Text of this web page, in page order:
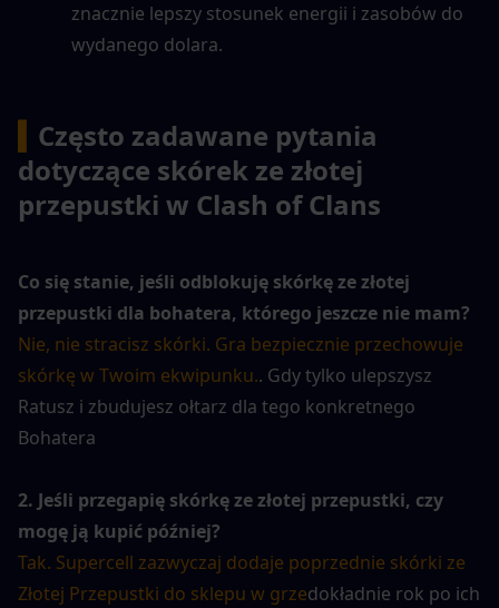
znacznie lepszy stosunek energii i zasobów do
wydanego dolara.
Często zadawane pytania
dotyczące skórek ze złotej
przepustki w Clash of Clans
Co się stanie, jeśli odblokuję skórkę ze złotej
przepustki dla bohatera, którego jeszcze nie mam?
Nie, nie stracisz skórki. Gra bezpiecznie przechowuje
skórkę w Twoim ekwipunku.. Gdy tylko ulepszysz
Ratusz i zbudujesz ołtarz dla tego konkretnego
Bohatera
2. Jeśli przegapię skórkę ze złotej przepustki, czy
mogę ją kupić później?
Tak. Supercell zazwyczaj dodaje poprzednie skórki ze
Złotej Przepustki do sklepu w grzedokładnie rok po ich